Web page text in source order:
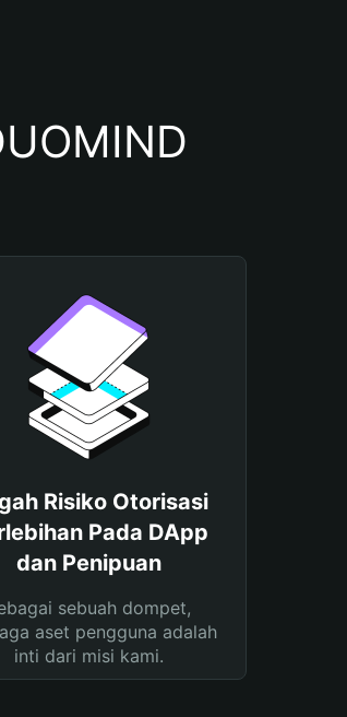
Risiko Otorisasi
Pada DApp
dan Penipuan
sebuah dompet,
aset pengguna adalah
inti dari misi kami.